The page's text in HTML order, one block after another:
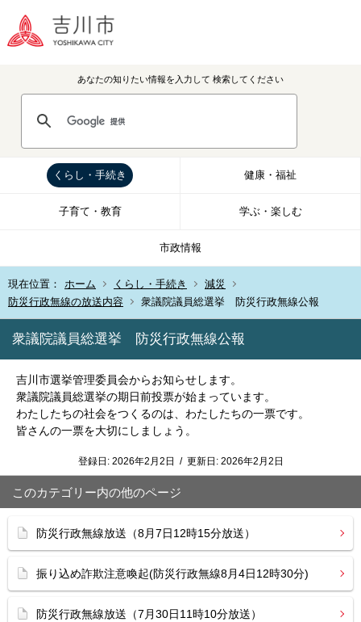
あなたの知りたい情報を入力して 検索してください
くらし・手続き 健康・福祉
子育て・教育 学ぶ・楽しむ
市政情報
現在位置： ホーム くらし・手続き
減災
防災行政無線の放送内容
衆議院議員総選挙 防災行政無線公報
衆議院議員総選挙 防災行政無線公報
吉川市選挙管理委員会からお知らせします。
衆議院議員総選挙の期日前投票が始まっています。
わたしたちの社会をつくるのは、わたしたちの一票です。
皆さんの一票を大切にしましょう。
登録日: 2026年2月2日 / 更新日: 2026年2月2日
このカテゴリー内の他のページ
防災行政無線放送（8月7日12時15分放送）
振り込め詐欺注意喚起(防災行政無線8月4日12時30分)
防災行政無線放送（7月30日11時10分放送）